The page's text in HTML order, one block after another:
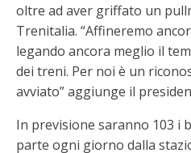
oltre ad aver griffato un
Trenitalia. “Affineremo
legando ancora meglio il
dei treni. Per noi è un
avviato” aggiunge il
In previsione saranno 103 i
parte ogni giorno dalla